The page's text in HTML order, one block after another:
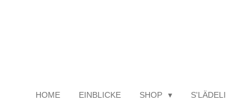
HOME EINBLICKE SHOP S'LÄDELI